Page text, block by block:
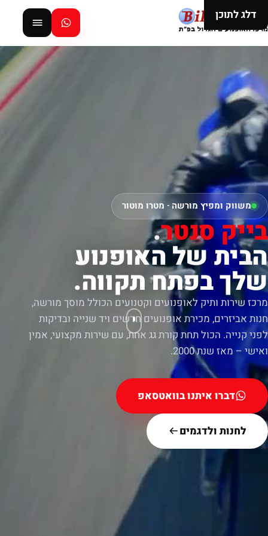
דלג לתוכן
משווק ומפיץ מורשה · מטרו מוטור
בייק סנטר.
הבית של האופנוע
שלך בפתח תקווה.
מרכז שירות ותיק לאופנועים וקטנועים הכולל מוסך מורשה,
חנות אביזרים, מכירת אופנועים חדשים ויד שנייה ובדיקות
לפני קנייה. הכול תחת קורת גג אחת, עם שירות מקצועי, אמין
ואישי – מאז שנת 2000.
דברו איתנו בוואטסאפ
לחנות ולדגמים